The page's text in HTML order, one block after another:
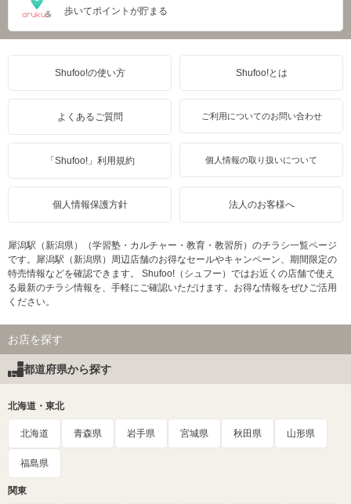
歩いてポイントが貯まる
Shufoo!の使い方 Shufoo!とは
よくあるご質問 ご利用についてのお問い合わせ
「Shufoo!」利用規約 個人情報の取り扱いについて
個人情報保護方針 法人のお客様へ
犀潟駅（新潟県）（学習塾・カルチャー・教育・教習所）のチラシ一覧ページ
です。犀潟駅（新潟県）周辺店舗のお得なセールやキャンペーン、期間限定の
特売情報などを確認できます。 Shufoo!（シュフー）ではお近くの店舗で使え
る最新のチラシ情報を、手軽にご確認いただけます。お得な情報をぜひご活用
ください。
お店を探す
都道府県から探す
北海道・東北
北海道 青森県 岩手県 宮城県 秋田県 山形県
福島県
関東